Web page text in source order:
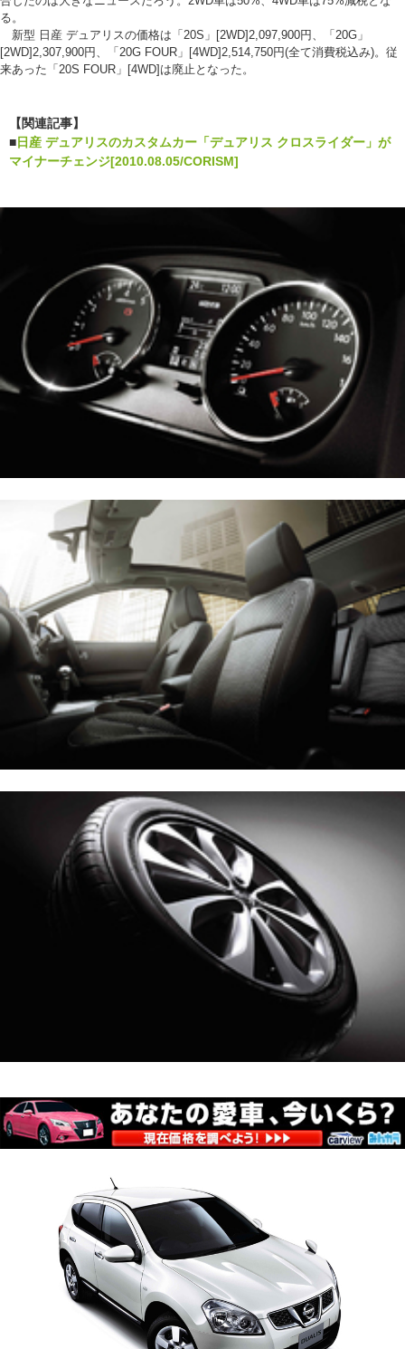
る。
新型 日産 デュアリスの価格は「20S」[2WD]2,097,900円、「20G」
[2WD]2,307,900円、「20G FOUR」[4WD]2,514,750円(全て消費税込み)。従
来あった「20S FOUR」[4WD]は廃止となった。
【関連記事】
■日産 デュアリスのカスタムカー「デュアリス クロスライダー」が
マイナーチェンジ[2010.08.05/CORISM]